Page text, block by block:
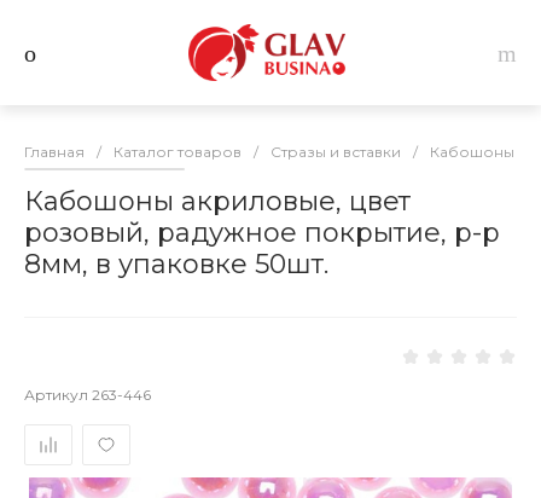
Главная / Каталог товаров / Стразы и вставки / Кабошоны
Кабошоны акриловые, цвет
розовый, радужное покрытие, р-р
8мм, в упаковке 50шт.
Артикул 263-446